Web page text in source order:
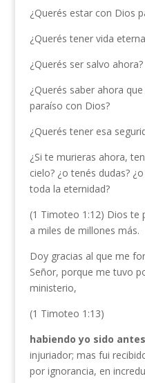
¿Querés estar con Dios
¿Querés tener vida
¿Querés ser salvo ahora?
¿Querés saber ahora
paraíso con Dios?
¿Querés tener esa
¿Si te murieras ahora,
cielo? ¿o tenés dudas?
toda la eternidad?
(1 Timoteo 1:12) Dios te
a miles de millones más.
Doy gracias al que me
Señor, porque me tuvo
ministerio,
(1 Timoteo 1:13)
habiendo yo sido antes
injuriador; mas fui
por ignorancia, en